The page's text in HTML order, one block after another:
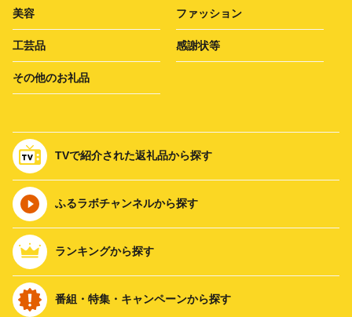
美容 ファッション
工芸品 感謝状等
その他のお礼品
TVで紹介された返礼品から探す
ふるラボチャンネルから探す
ランキングから探す
番組・特集・キャンペーンから探す